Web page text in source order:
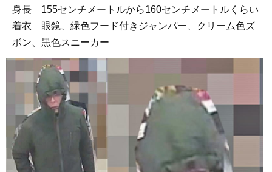
身長 155センチメートルから160センチメートルくらい
着衣 眼鏡、緑色フード付きジャンパー、クリーム色ズ
ボン、黒色スニーカー